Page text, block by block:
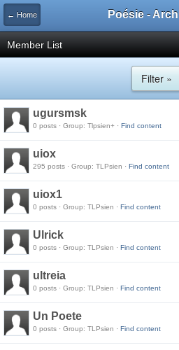
← Home
Member List
Filter »
ugursmsk
0 posts · Group: Tlpsien+ · Find content
uiox
295 posts · Group: TLPsien · Find content
uiox1
0 posts · Group: TLPsien · Find content
Ulrick
0 posts · Group: TLPsien · Find content
ultreia
0 posts · Group: TLPsien · Find content
Un Poete
0 posts · Group: TLPsien · Find content